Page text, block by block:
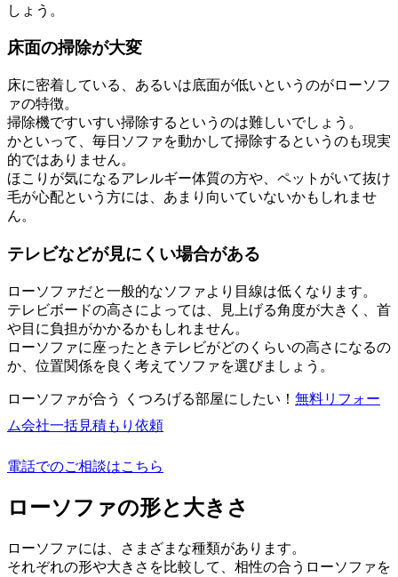
しょう。
床面の掃除が大変
床に密着している、あるいは底面が低いというのがローソフ
ァの特徴。
掃除機ですいすい掃除するというのは難しいでしょう。
かといって、毎日ソファを動かして掃除するというのも現実
的ではありません。
ほこりが気になるアレルギー体質の方や、ペットがいて抜け
毛が心配という方には、あまり向いていないかもしれませ
ん。
テレビなどが見にくい場合がある
ローソファだと一般的なソファより目線は低くなります。
テレビボードの高さによっては、見上げる角度が大きく、首
や目に負担がかかるかもしれません。
ローソファに座ったときテレビがどのくらいの高さになるの
か、位置関係を良く考えてソファを選びましょう。
ローソファが合う くつろげる部屋にしたい！ 無料リフォー
ム会社一括見積もり依頼
電話でのご相談はこちら
ローソファの形と大きさ
ローソファには、さまざまな種類があります。
それぞれの形や大きさを比較して、相性の合うローソファを